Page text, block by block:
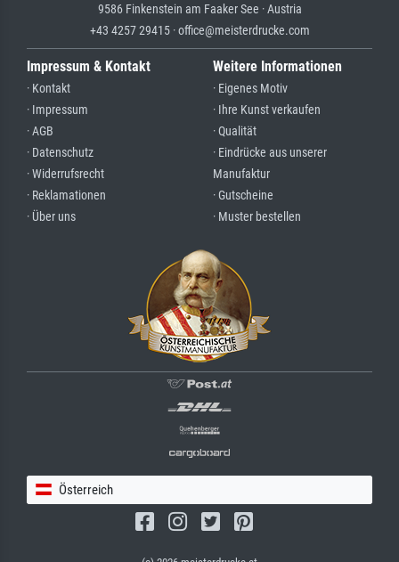
9586 Finkenstein am Faaker See · Austria
+43 4257 29415 · office@meisterdrucke.com
Impressum & Kontakt
· Kontakt
· Impressum
· AGB
· Datenschutz
· Widerrufsrecht
· Reklamationen
· Über uns
Weitere Informationen
· Eigenes Motiv
· Ihre Kunst verkaufen
· Qualität
· Eindrücke aus unserer
Manufaktur
· Gutscheine
· Muster bestellen
Österreich